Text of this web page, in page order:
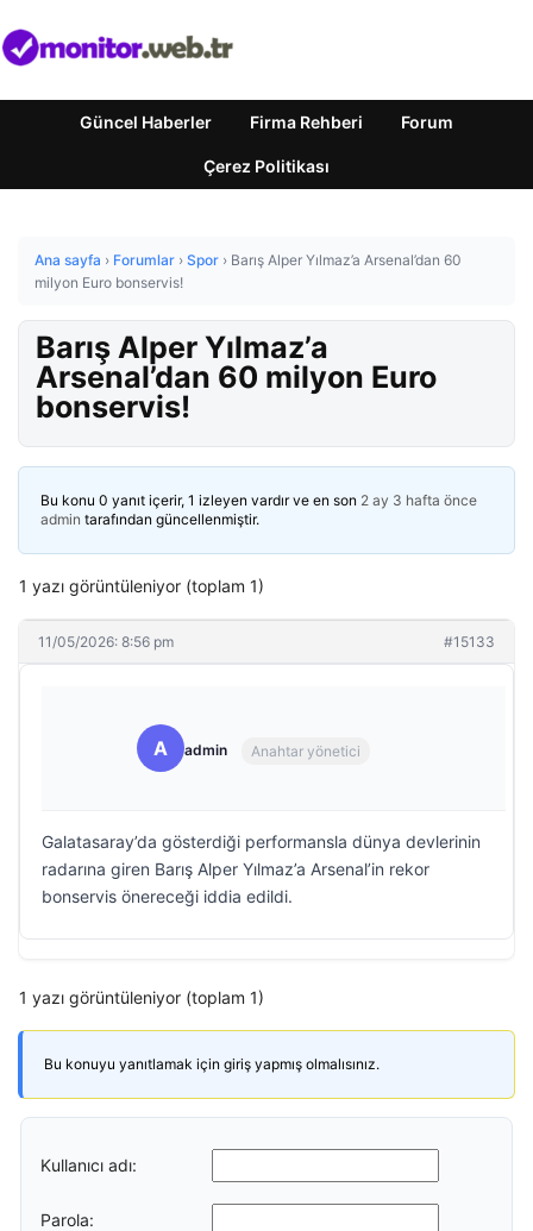
Güncel Haberler Firma Rehberi Forum
Çerez Politikası
Ana sayfa › Forumlar › Spor › Barış Alper Yılmaz’a Arsenal’dan 60
milyon Euro bonservis!
Barış Alper Yılmaz’a
Arsenal’dan 60 milyon Euro
bonservis!
Bu konu 0 yanıt içerir, 1 izleyen vardır ve en son 2 ay 3 hafta önce
admin tarafından güncellenmiştir.
1 yazı görüntüleniyor (toplam 1)
11/05/2026: 8:56 pm #15133
A admin Anahtar yönetici
Galatasaray’da gösterdiği performansla dünya devlerinin
radarına giren Barış Alper Yılmaz’a Arsenal’in rekor
bonservis önereceği iddia edildi.
1 yazı görüntüleniyor (toplam 1)
Bu konuyu yanıtlamak için giriş yapmış olmalısınız.
Kullanıcı adı:
Parola: